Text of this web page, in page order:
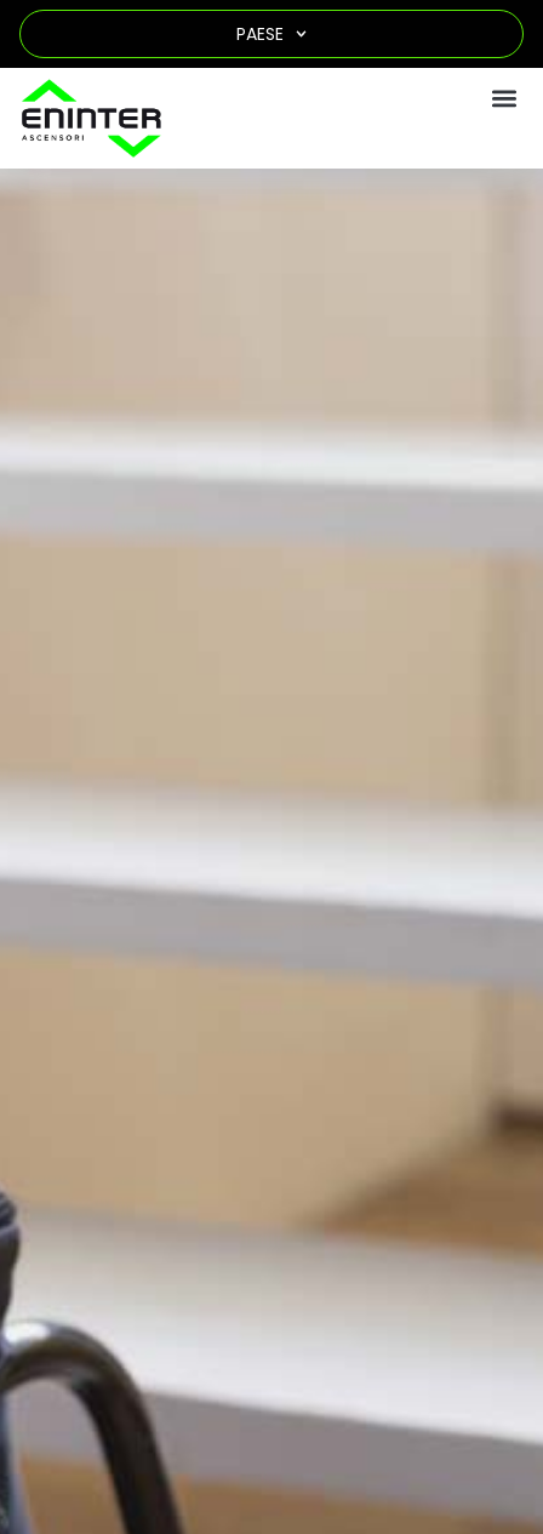
PAESE